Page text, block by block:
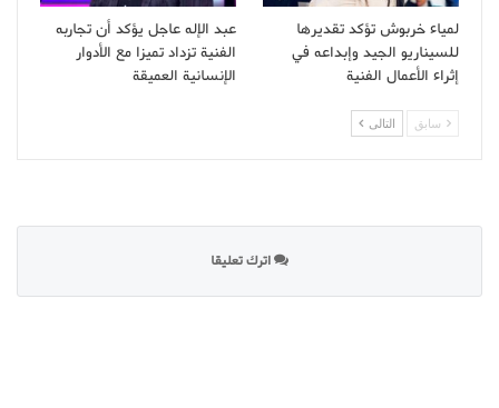
لمياء خربوش تؤكد تقديرها
للسيناريو الجيد وإبداعه في
إثراء الأعمال الفنية
عبد الإله عاجل يؤكد أن تجاربه
الفنية تزداد تميزا مع الأدوار
الإنسانية العميقة
سابق التالى
اترك تعليقا